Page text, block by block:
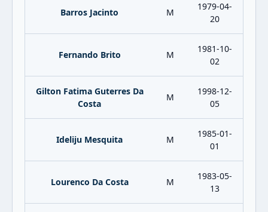
Barros Jacinto M
1979-04-
20
Fernando Brito M
1981-10-
02
Gilton Fatima Guterres Da
Costa
M
1998-12-
05
Ideliju Mesquita M
1985-01-
01
Lourenco Da Costa M
1983-05-
13